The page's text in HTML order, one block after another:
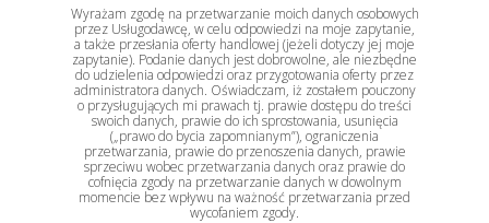
Wyrażam zgodę na przetwarzanie moich danych osobowych
przez Usługodawcę, w celu odpowiedzi na moje zapytanie,
a także przesłania oferty handlowej (jeżeli dotyczy jej moje
zapytanie). Podanie danych jest dobrowolne, ale niezbędne
do udzielenia odpowiedzi oraz przygotowania oferty przez
administratora danych. Oświadczam, iż zostałem pouczony
o przysługujących mi prawach tj. prawie dostępu do treści
swoich danych, prawie do ich sprostowania, usunięcia
(„prawo do bycia zapomnianym”), ograniczenia
przetwarzania, prawie do przenoszenia danych, prawie
sprzeciwu wobec przetwarzania danych oraz prawie do
cofnięcia zgody na przetwarzanie danych w dowolnym
momencie bez wpływu na ważność przetwarzania przed
wycofaniem zgody.